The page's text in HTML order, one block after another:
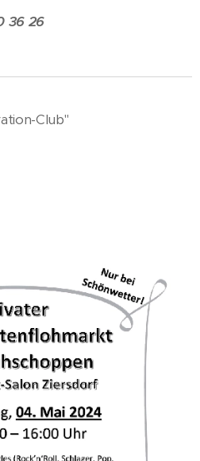
36 26
Club"